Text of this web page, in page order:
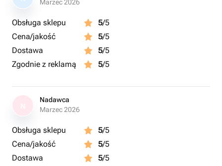
Marzec 2026
Obsługa sklepu 5/5
Cena/jakość
5/5
Dostawa
5/5
Zgodnie z reklamą
5/5
Nadawca
Marzec 2026
Obsługa sklepu 5/5
Cena/jakość
5/5
Dostawa
5/5